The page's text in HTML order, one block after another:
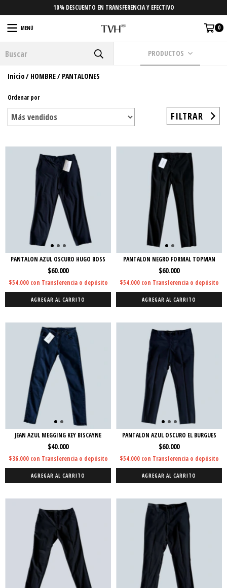
10% DESCUENTO EN TRANSFERENCIA Y EFECTIVO
MENÚ 0
PRODUCTOS
Inicio/ HOMBRE/ PANTALONES
Ordenar por
FILTRAR
PANTALON AZUL OSCURO HUGO BOSS
$60.000
$54.000 con Transferencia o depósito
AGREGAR AL CARRITO
PANTALON NEGRO FORMAL TOPMAN
$60.000
$54.000 con Transferencia o depósito
AGREGAR AL CARRITO
JEAN AZUL MEGGING KEY BISCAYNE
$40.000
$36.000 con Transferencia o depósito
AGREGAR AL CARRITO
PANTALON AZUL OSCURO EL BURGUES
$60.000
$54.000 con Transferencia o depósito
AGREGAR AL CARRITO